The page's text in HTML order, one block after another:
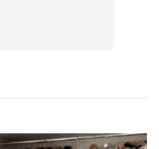
& Solat Tahajud Dulu Di
Sangat Tenang Dan